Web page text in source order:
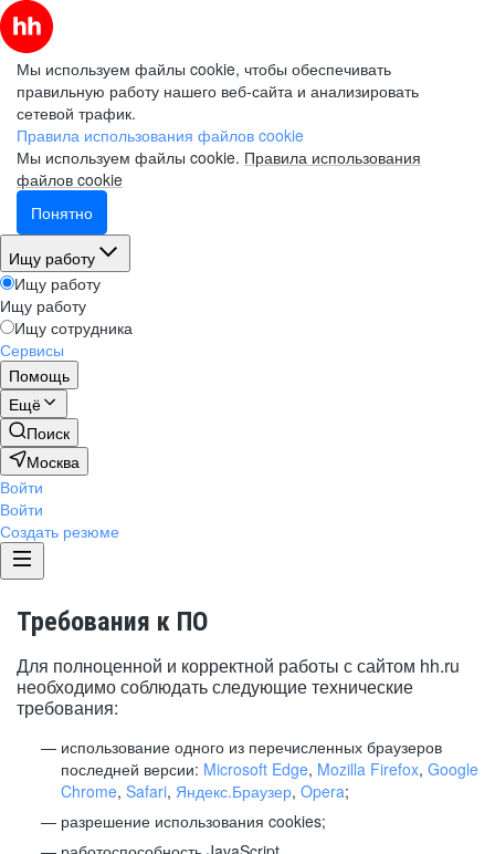
Мы используем файлы cookie, чтобы обеспечивать
правильную работу нашего веб-сайта и анализировать
сетевой трафик.
Правила использования файлов cookie
Мы используем файлы cookie. Правила использования
файлов cookie
Понятно
Ищу работу
Ищу работу
Ищу работу
Ищу сотрудника
Сервисы
Помощь
Ещё
Поиск
Москва
Войти
Войти
Создать резюме
Требования к ПО
Для полноценной и корректной работы с сайтом hh.ru
необходимо соблюдать следующие технические
требования:
использование одного из перечисленных браузеров
последней версии: Microsoft Edge, Mozilla Firefox, Google
Chrome, Safari, Яндекс.Браузер, Opera;
разрешение использования cookies;